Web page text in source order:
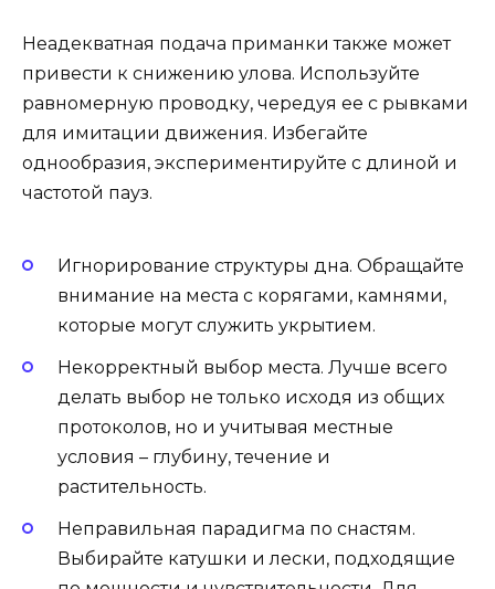
Неадекватная подача приманки также может
привести к снижению улова. Используйте
равномерную проводку, чередуя ее с рывками
для имитации движения. Избегайте
однообразия, экспериментируйте с длиной и
частотой пауз.
Игнорирование структуры дна. Обращайте
внимание на места с корягами, камнями,
которые могут служить укрытием.
Некорректный выбор места. Лучше всего
делать выбор не только исходя из общих
протоколов, но и учитывая местные
условия – глубину, течение и
растительность.
Неправильная парадигма по снастям.
Выбирайте катушки и лески, подходящие